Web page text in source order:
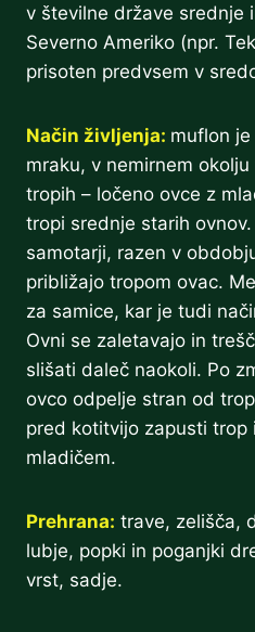
v številne države srednje
Severno Ameriko (npr.
prisoten predvsem v
Način življenja: muflon
mraku, v nemirnem
tropih – ločeno ovce z
tropi srednje starih
samotarji, razen v
približajo tropom ovac.
za samice, kar je tudi
Ovni se zaletavajo in
slišati daleč naokoli. Po
ovco odpelje stran od
pred kotitvijo zapusti trop
mladičem.
Prehrana: trave, zelišča,
lubje, popki in poganjki
vrst, sadje.